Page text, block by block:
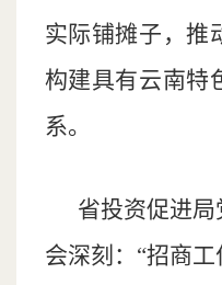
实际铺摊子，推
构建具有云南特
系。
省投资促进
会深刻：“招商